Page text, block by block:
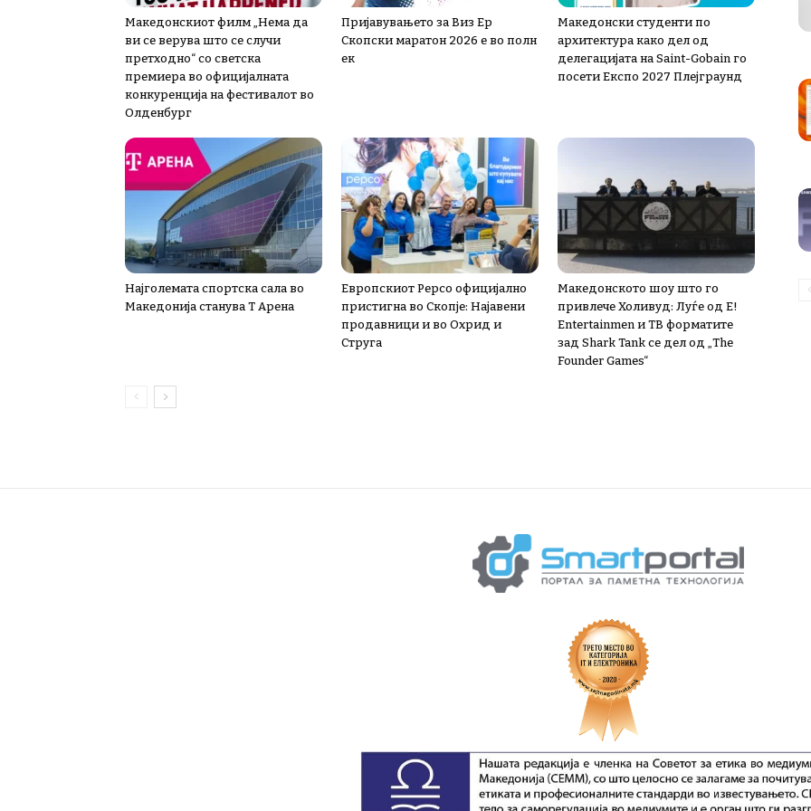
Македонскиот филм „Нема да
ви се верува што се случи
претходно“ со светска
премиера во официјалната
конкуренција на фестивалот во
Олденбург
Пријавувањето за Виз Ер
Скопски маратон 2026 е во полн
ек
Македонски студенти по
архитектура како дел од
делегацијата на Saint-Gobain го
посети Експо 2027 Плејграунд
Најголемата спортска сала во
Македонија станува Т Арена
Европскиот Pepco официјално
пристигна во Скопје: Најавени
продавници и во Охрид и
Струга
Македонското шоу што го
привлече Холивуд: Луѓе од E!
Entertainmen и ТВ форматите
зад Shark Tank се дел од „The
Founder Games“